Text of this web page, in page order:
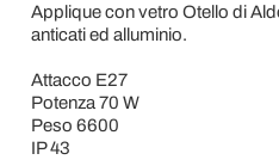
Applique con vetro Otello di
anticati ed alluminio.
Attacco E27
Potenza 70 W
Peso 6600
IP 43